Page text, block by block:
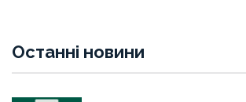
Останні новини